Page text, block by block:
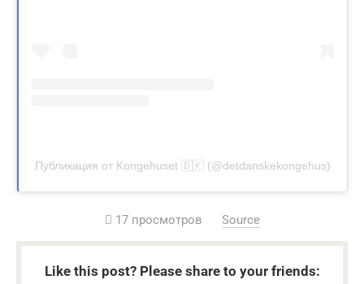
Публикация от Kongehuset 🇩🇰 (@detdanskekongehus)
17 просмотров Source
Like this post? Please share to your friends: